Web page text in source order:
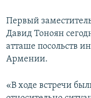
Первый
Давид Тоноян
атташе посольств
Армении.
«В ходе встречи